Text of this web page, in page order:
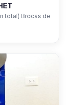
total) Brocas de